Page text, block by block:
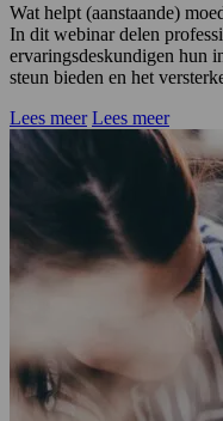
Wat helpt (aanstaande)
In dit webinar delen
ervaringsdeskundigen hun
steun bieden en het
Lees meer Lees meer